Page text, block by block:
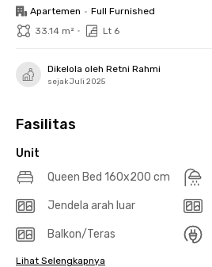
Apartemen • Full Furnished
33.14 m² • Lt 6
Dikelola oleh Retni Rahmi
sejak Juli 2025
Fasilitas
Unit
Queen Bed 160x200 cm
Jendela arah luar
Balkon/Teras
Lihat Selengkapnya